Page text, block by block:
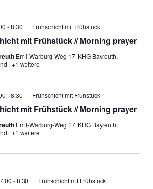
mit Frühstück // Morning prayer
-8:30 Frühschicht mit Frühstück
Emil-Warburg-Weg 17, KHG Bayreuth,
+1 weitere
mit Frühstück // Morning prayer
-8:30 Frühschicht mit Frühstück
Emil-Warburg-Weg 17, KHG Bayreuth,
+1 weitere
-8:30 Frühschicht mit Frühstück